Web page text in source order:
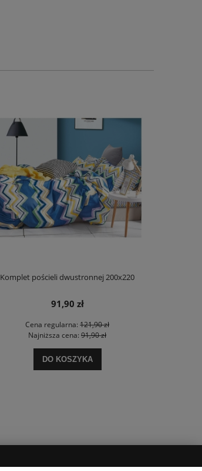
Komplet pościeli dwustronnej 200x220
91,90 zł
Cena regularna: 121,90 zł
Najniższa cena: 91,90 zł
DO KOSZYKA